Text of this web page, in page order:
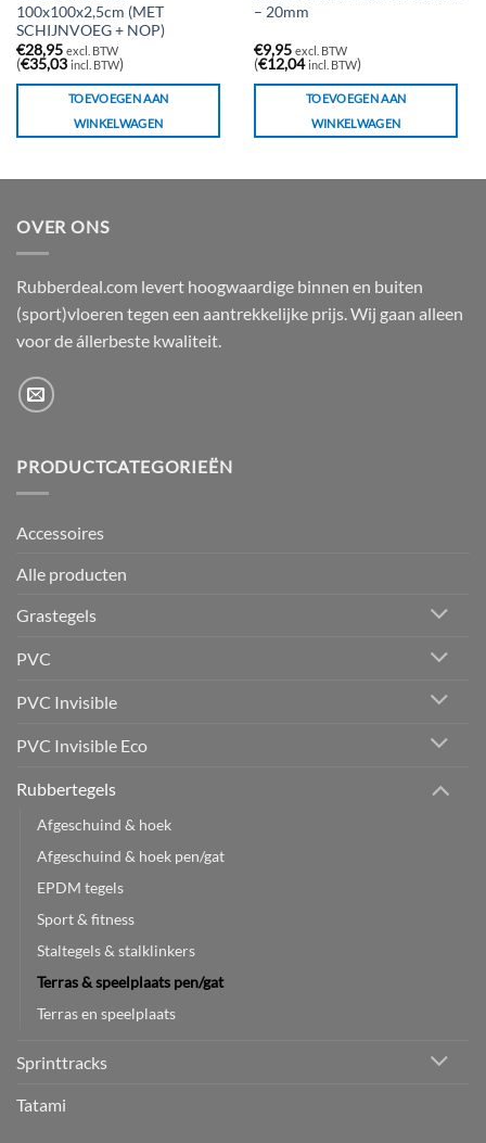
100x100x2,5cm (MET
SCHIJNVOEG + NOP)
€28,95 excl. BTW
(€35,03 incl. BTW)
TOEVOEGEN AAN
WINKELWAGEN
– 20mm
€9,95 excl. BTW
(€12,04 incl. BTW)
TOEVOEGEN AAN
WINKELWAGEN
OVER ONS
Rubberdeal.com levert hoogwaardige binnen en buiten
(sport)vloeren tegen een aantrekkelijke prijs. Wij gaan alleen
voor de állerbeste kwaliteit.
PRODUCTCATEGORIEËN
Accessoires
Alle producten
Grastegels
PVC
PVC Invisible
PVC Invisible Eco
Rubbertegels
Afgeschuind & hoek
Afgeschuind & hoek pen/gat
EPDM tegels
Sport & fitness
Staltegels & stalklinkers
Terras & speelplaats pen/gat
Terras en speelplaats
Sprinttracks
Tatami